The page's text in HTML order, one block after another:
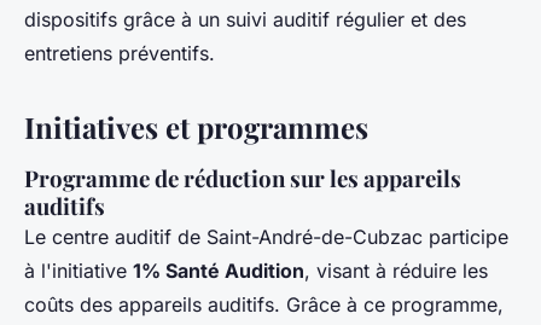
dispositifs grâce à un suivi auditif régulier et des
entretiens préventifs.
Initiatives et programmes
Programme de réduction sur les appareils
auditifs
Le centre auditif de Saint-André-de-Cubzac participe
à l'initiative 1% Santé Audition, visant à réduire les
coûts des appareils auditifs. Grâce à ce programme,